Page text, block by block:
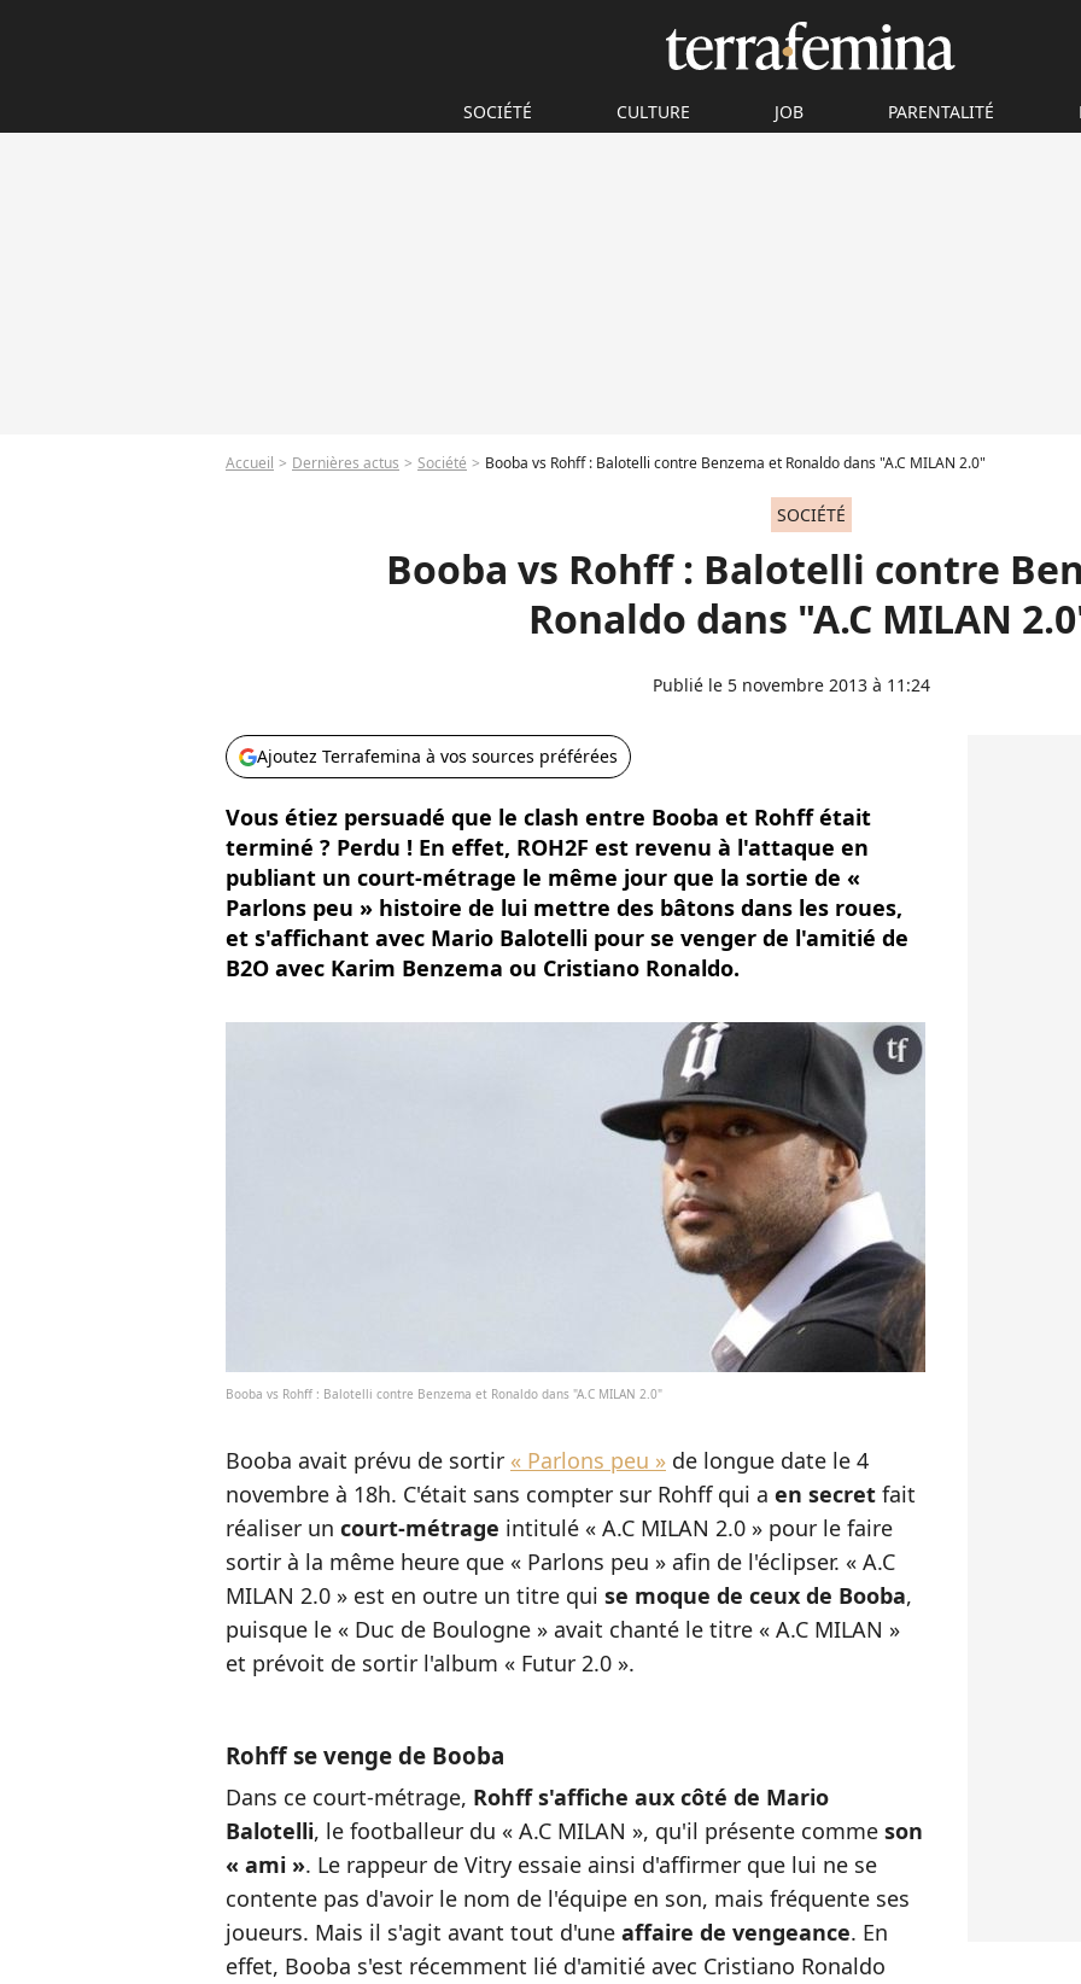
SOCIÉTÉ CULTURE JOB PARENTALITÉ
Accueil Dernières actus Société Booba vs Rohff : Balotelli contre Benzema et Ronaldo dans "A.C MILAN 2.0"
SOCIÉTÉ
Booba vs Rohff : Balotelli contre
Ronaldo dans "A.C MILAN
Publié le 5 novembre 2013 à 11:24
Ajoutez Terrafemina à vos sources préférées
Vous étiez persuadé que le clash entre Booba et Rohff était
terminé ? Perdu ! En effet, ROH2F est revenu à l'attaque en
publiant un court-métrage le même jour que la sortie de «
Parlons peu » histoire de lui mettre des bâtons dans les roues,
et s'affichant avec Mario Balotelli pour se venger de l'amitié de
B2O avec Karim Benzema ou Cristiano Ronaldo.
Booba vs Rohff : Balotelli contre Benzema et Ronaldo dans "A.C MILAN 2.0"
Booba avait prévu de sortir « Parlons peu » de longue date le 4
novembre à 18h. C'était sans compter sur Rohff qui a en secret fait
réaliser un court-métrage intitulé « A.C MILAN 2.0 » pour le faire
sortir à la même heure que « Parlons peu » afin de l'éclipser. « A.C
MILAN 2.0 » est en outre un titre qui se moque de ceux de Booba,
puisque le « Duc de Boulogne » avait chanté le titre « A.C MILAN »
et prévoit de sortir l'album « Futur 2.0 ».
Rohff se venge de Booba
Dans ce court-métrage, Rohff s'affiche aux côté de Mario
Balotelli, le footballeur du « A.C MILAN », qu'il présente comme son
« ami ». Le rappeur de Vitry essaie ainsi d'affirmer que lui ne se
contente pas d'avoir le nom de l'équipe en son, mais fréquente ses
joueurs. Mais il s'agit avant tout d'une affaire de vengeance. En
effet, Booba s'est récemment lié d'amitié avec Cristiano Ronaldo